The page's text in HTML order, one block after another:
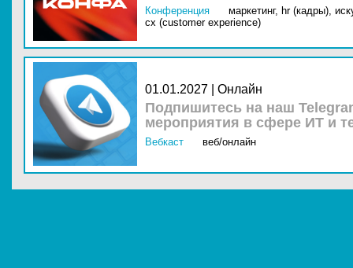
Конференция маркетинг, hr (кадры),
cx (customer experience)
01.01.2027 | Онлайн
Подпишитесь на наш
мероприятия в сфере ИТ и
Вебкаст веб/онлайн